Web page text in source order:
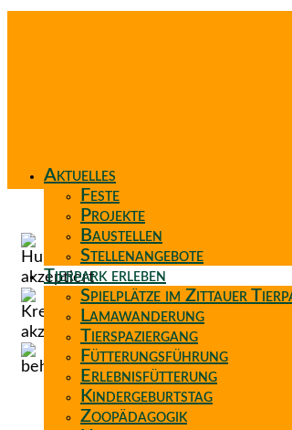
Aktuelles
Feste
Projekte
Baustellen
Stellenangebote
Tierpark erleben
Spielplätze im Zittauer
Lamawanderung
Tierspaziergang
Fütterungsführung
Erlebnisfütterung
Kindergeburtstag
Zoopädagogik